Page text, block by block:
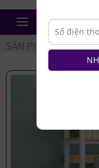
NỘI THẤT
SẢN PHẨM / KỆ